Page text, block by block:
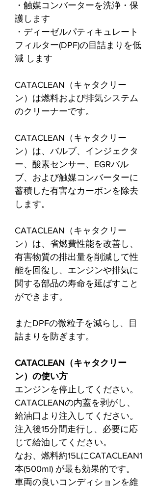
・触媒コンバーターを洗浄・保
護します
・ディーゼルパティキュレート
フィルター(DPF)の目詰まりを低
減 します
CATACLEAN（キャタクリー
ン）は燃料および排気システム
のクリーナーです。
CATACLEAN（キャタクリー
ン）は、バルブ、インジェクタ
ー、酸素センサー、EGRバル
ブ、および触媒コンバーターに
蓄積した有害なカーボンを除去
します。
CATACLEAN（キャタクリー
ン）は、省燃費性能を改善し、
有害物質の排出量を削減して性
能を回復し、エンジンや排気に
関する部品の寿命を延ばすこと
ができます。
またDPFの微粒子を減らし、目
詰まりを防ぎます。
CATACLEAN（キャタクリー
ン）の使い方
エンジンを停止してください。
CATACLEANの内蓋を剥がし、
給油口より注入してください。
注入後15分間走行し、必要に応
じて給油してください。
なお、燃料約15LにCATACLEAN1
本(500ml) が最も効果的です。
車両の良いコンディションを維